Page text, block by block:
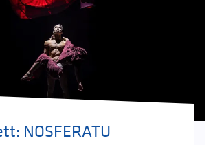
Kázmér, a szemet gyönyörködtető
Bianca Imelda Jeremias
fénytervetSzabó Dániel
NOSFERATU